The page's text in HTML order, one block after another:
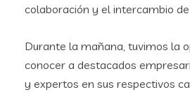
colaboración y el intercambio de
Durante la mañana, tuvimos la
conocer a destacados
y expertos en sus respectivos